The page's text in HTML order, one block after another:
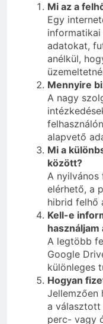
Mi az a
Egy
adatokat,
anélkül,
Mennyire
A nagy
alapvető
Mi a
között?
A nyilvános
elérhető, a
hibrid felhő
Kell-e
használjam
A legtöbb
Google
különleges
Hogyan
Jellemzően
a választott
perc- vagy